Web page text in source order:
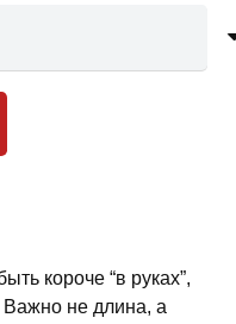
короче “в руках”,
не длина, а